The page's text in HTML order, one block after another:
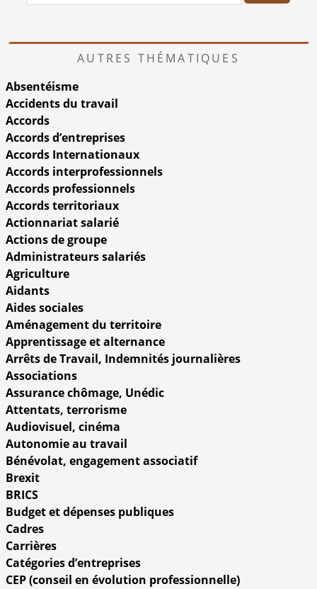
AUTRES THÉMATIQUES
Absentéisme
Accidents du travail
Accords
Accords d’entreprises
Accords Internationaux
Accords interprofessionnels
Accords professionnels
Accords territoriaux
Actionnariat salarié
Actions de groupe
Administrateurs salariés
Agriculture
Aidants
Aides sociales
Aménagement du territoire
Apprentissage et alternance
Arrêts de Travail, Indemnités journalières
Associations
Assurance chômage, Unédic
Attentats, terrorisme
Audiovisuel, cinéma
Autonomie au travail
Bénévolat, engagement associatif
Brexit
BRICS
Budget et dépenses publiques
Cadres
Carrières
Catégories d’entreprises
CEP (conseil en évolution professionnelle)